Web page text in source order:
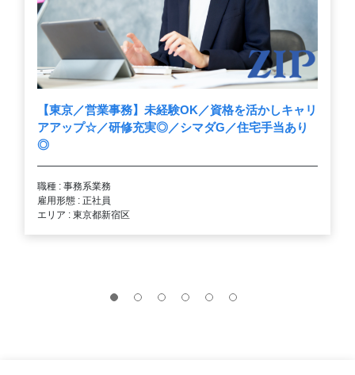
【東京／営業事務】未経験OK／資格を活かしキャリ
アアップ☆／研修充実◎／シマダG／住宅手当あり
◎
職種 : 事務系業務
雇用形態 : 正社員
エリア : 東京都新宿区